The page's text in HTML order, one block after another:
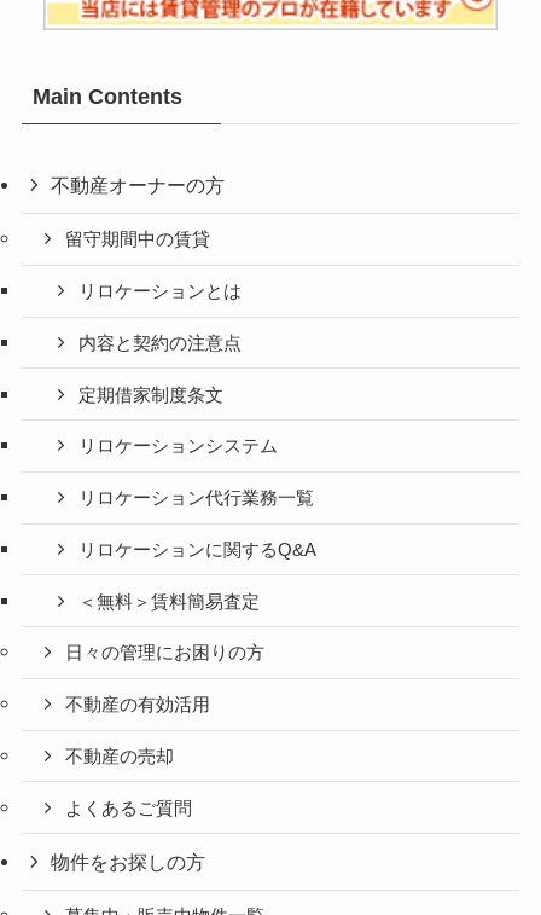
Main Contents
不動産オーナーの方
留守期間中の賃貸
リロケーションとは
内容と契約の注意点
定期借家制度条文
リロケーションシステム
リロケーション代行業務一覧
リロケーションに関するQ&A
＜無料＞賃料簡易査定
日々の管理にお困りの方
不動産の有効活用
不動産の売却
よくあるご質問
物件をお探しの方